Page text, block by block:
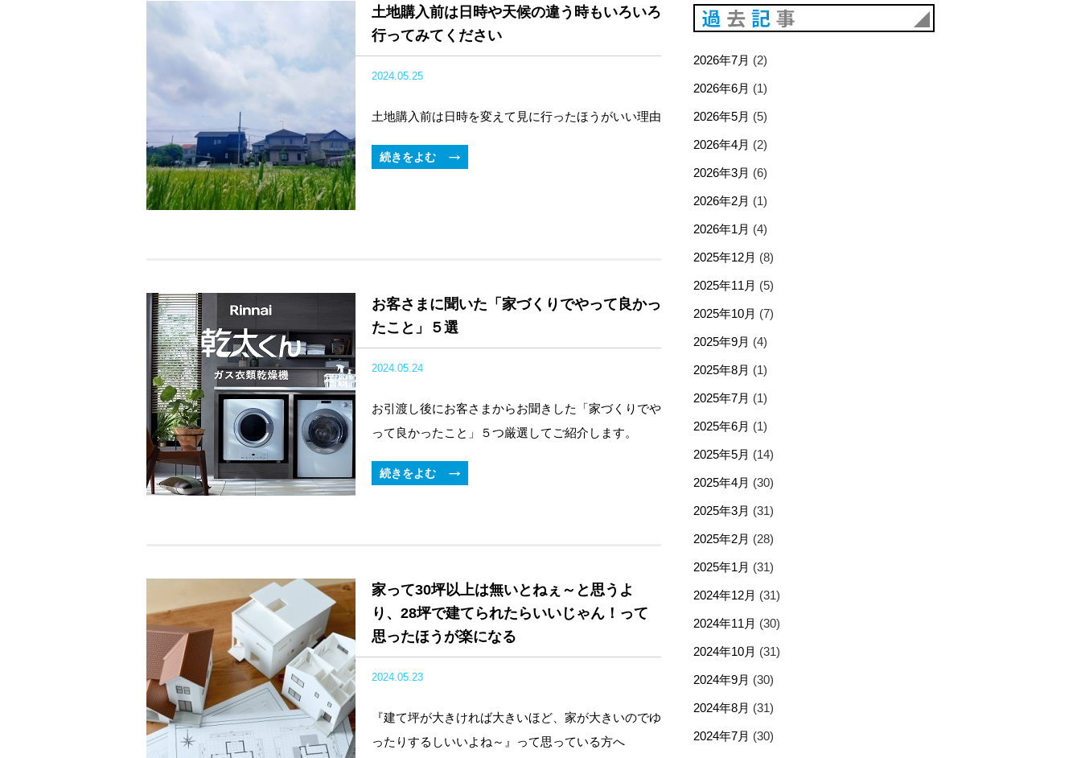
土地購入前は日時や天候の違う時もいろいろ
行ってみてください
2024.05.25
土地購入前は日時を変えて見に行ったほうがいい理由
続きをよむ
お客さまに聞いた「家づくりでやって良かっ
たこと」５選
2024.05.24
お引渡し後にお客さまからお聞きした「家づくりでや
って良かったこと」５つ厳選してご紹介します。
続きをよむ
家って30坪以上は無いとねぇ～と思うよ
り、28坪で建てられたらいいじゃん！って
思ったほうが楽になる
2024.05.23
『建て坪が大きければ大きいほど、家が大きいのでゆ
ったりするしいいよね～』って思っている方へ
2026年7月 (2)
2026年6月 (1)
2026年5月 (5)
2026年4月 (2)
2026年3月 (6)
2026年2月 (1)
2026年1月 (4)
2025年12月 (8)
2025年11月 (5)
2025年10月 (7)
2025年9月 (4)
2025年8月 (1)
2025年7月 (1)
2025年6月 (1)
2025年5月 (14)
2025年4月 (30)
2025年3月 (31)
2025年2月 (28)
2025年1月 (31)
2024年12月 (31)
2024年11月 (30)
2024年10月 (31)
2024年9月 (30)
2024年8月 (31)
2024年7月 (30)